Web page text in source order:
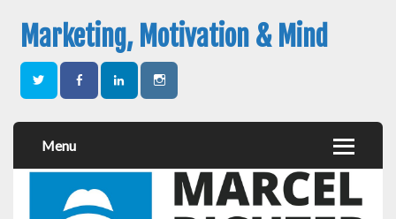
Marketing, Motivation & Mind
Menu